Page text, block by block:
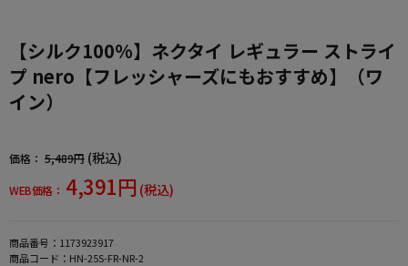
【シルク100%】ネクタイ レギュラー ストライ
プ nero【フレッシャーズにもおすすめ】（ワ
イン）
価格： 5,489円 (税込)
WEB価格： 4,391円 (税込)
商品番号： 1173923917
商品コード： HN-25S-FR-NR-2